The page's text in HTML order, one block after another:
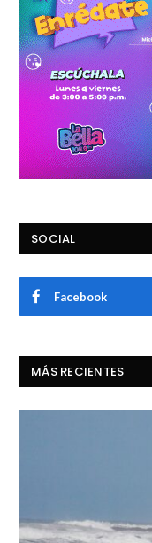
SOCIAL
Facebook
MÁS RECIENTES